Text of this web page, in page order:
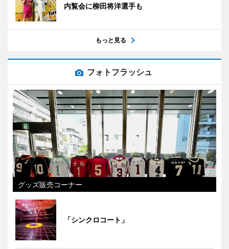
内覧会に柳田将洋選手も
もっと見る
フォトフラッシュ
グッズ販売コーナー
「シンクロコート」